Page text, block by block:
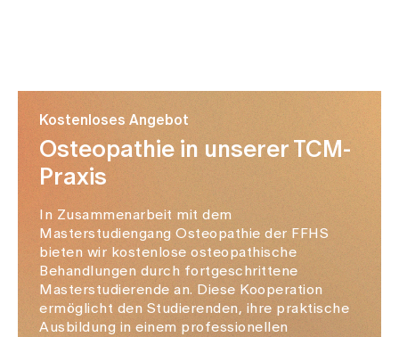
Kostenloses Angebot
Osteopathie in unserer TCM-
Praxis
In Zusammenarbeit mit dem
Masterstudiengang Osteopathie der FFHS
bieten wir kostenlose osteopathische
Behandlungen durch fortgeschrittene
Masterstudierende an. Diese Kooperation
ermöglicht den Studierenden, ihre praktische
Ausbildung in einem professionellen